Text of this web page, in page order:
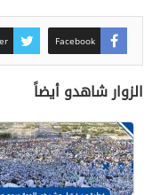
Facebook
الزوار شاهدو أيضاً